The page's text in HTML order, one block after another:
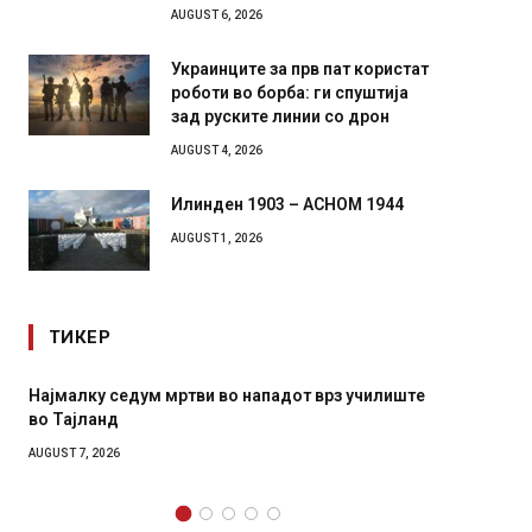
AUGUST 6, 2026
Украинците за прв пат користат
роботи во борба: ги спуштија
зад руските линии со дрон
AUGUST 4, 2026
Илинден 1903 – АСНОМ 1944
AUGUST 1, 2026
ТИКЕР
седум мртви во нападот врз училиште
2026
СОЗИС: